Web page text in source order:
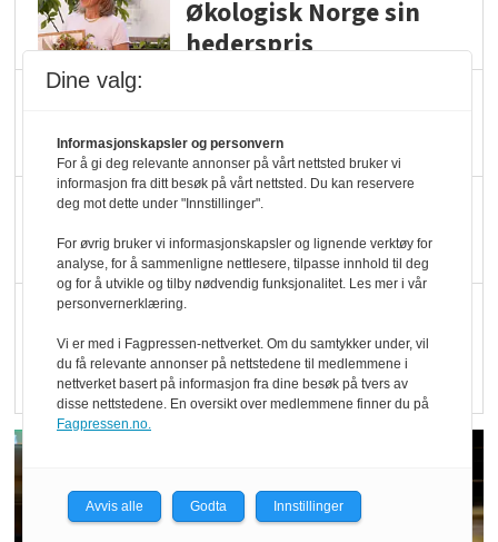
Økologisk Norge sin
hederspris
økologisk i butikkhylla
Kolonihagen sliter
med å få tak i nok melk
Rapport: Økokundene
er klare! Er markedet
det?
Dine valg:
Informasjonskapsler og personvern
For å gi deg relevante annonser på vårt nettsted bruker vi
informasjon fra ditt besøk på vårt nettsted. Du kan reservere
deg mot dette under "Innstillinger".
For øvrig bruker vi informasjonskapsler og lignende verktøy for
analyse, for å sammenligne nettlesere, tilpasse innhold til deg
og for å utvikle og tilby nødvendig funksjonalitet. Les mer i vår
personvernerklæring.
Vi er med i Fagpressen-nettverket. Om du samtykker under, vil
du få relevante annonser på nettstedene til medlemmene i
nettverket basert på informasjon fra dine besøk på tvers av
disse nettstedene. En oversikt over medlemmene finner du på
Fagpressen.no.
Avvis alle Godta Innstillinger